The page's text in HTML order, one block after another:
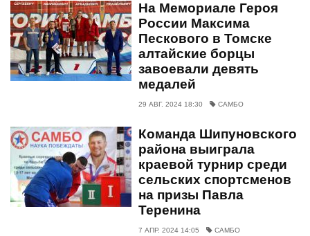
На Мемориале Героя
России Максима
Пескового в Томске
алтайские борцы
завоевали девять
медалей
29 АВГ. 2024 18:30 САМБО
Команда Шипуновского
района выиграла
краевой турнир среди
сельских спортсменов
на призы Павла
Теренина
7 АПР. 2024 14:05
САМБО